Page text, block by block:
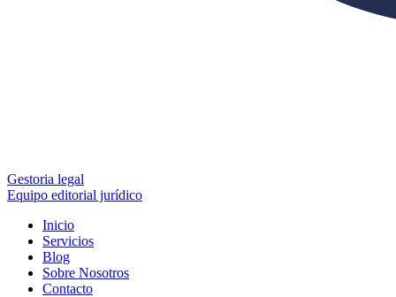
Gestoria legal
Equipo editorial jurídico
Inicio
Servicios
Blog
Sobre Nosotros
Contacto